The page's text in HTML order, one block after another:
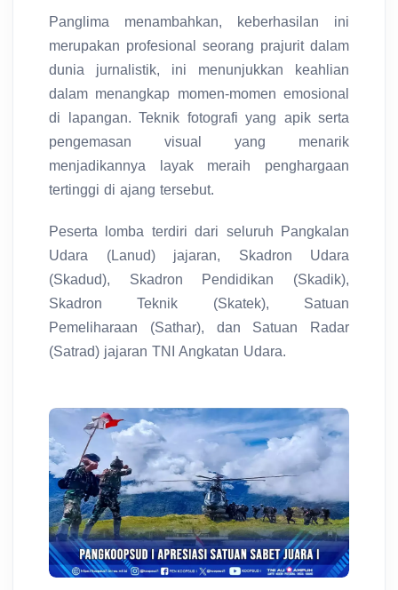
Panglima menambahkan, keberhasilan ini
merupakan profesional seorang prajurit dalam
dunia jurnalistik, ini menunjukkan keahlian
dalam menangkap momen-momen emosional
di lapangan. Teknik fotografi yang apik serta
pengemasan visual yang menarik
menjadikannya layak meraih penghargaan
tertinggi di ajang tersebut.
Peserta lomba terdiri dari seluruh Pangkalan
Udara (Lanud) jajaran, Skadron Udara
(Skadud), Skadron Pendidikan (Skadik),
Skadron Teknik (Skatek), Satuan
Pemeliharaan (Sathar), dan Satuan Radar
(Satrad) jajaran TNI Angkatan Udara.